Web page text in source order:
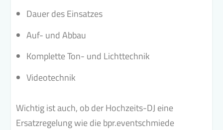
Dauer des Einsatzes
Auf- und Abbau
Komplette Ton- und Lichttechnik
Videotechnik
Wichtig ist auch, ob der Hochzeits-DJ eine
Ersatzregelung wie die bpr.eventschmiede